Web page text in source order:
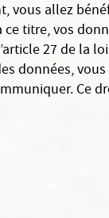
vous allez
ce titre, vos
27 de la
données,
Ce